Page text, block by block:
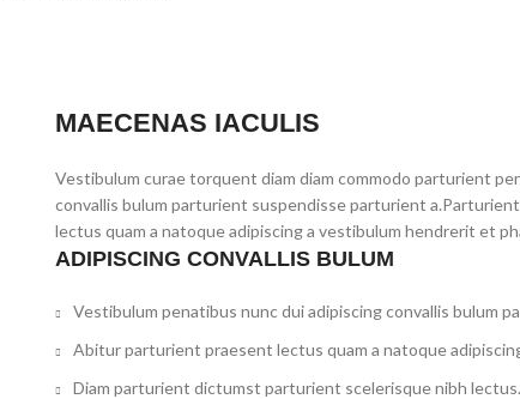
MAECENAS IACULIS
Vestibulum curae torquent diam diam commodo parturient
convallis bulum parturient suspendisse parturient
lectus quam a natoque adipiscing a vestibulum hendrerit et
ADIPISCING CONVALLIS BULUM
Vestibulum penatibus nunc dui adipiscing convallis bulum
Abitur parturient praesent lectus quam a natoque
Diam parturient dictumst parturient scelerisque nibh lectus.